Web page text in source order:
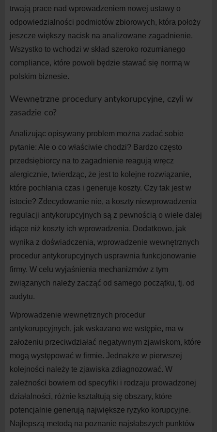
trwają prace nad wprowadzeniem nowej ustawy o
odpowiedzialności podmiotów zbiorowych, która położy
jeszcze większy nacisk na analizowane zagadnienie.
Wszystko to wchodzi w skład szeroko rozumianego
compliance, które powoli będzie stawać się normą w
polskim biznesie.
Wewnętrzne procedury antykorupcyjne, czyli w
zasadzie co?
Analizując opisywany problem można zadać sobie
pytanie: Ale o co właściwie chodzi? Bardzo często
przedsiębiorcy na to zagadnienie reagują wręcz
alergicznie, twierdząc, że jest to kolejne rozwiązanie,
które pochłania czas i generuje koszty. Czy tak jest w
istocie? Zdecydowanie nie, a koszty niewprowadzenia
regulacji antykorupcyjnych są z pewnością o wiele dalej
idące niż koszty ich wprowadzenia. Dodatkowo, jak
wynika z doświadczenia, wprowadzenie wewnętrznych
procedur antykorupcyjnych usprawnia funkcjonowanie
firmy. W celu wyjaśnienia mechanizmów z tym
związanych należy zacząć od samego początku, tj. od
audytu.
Wprowadzenie wewnętrznych procedur
antykorupcyjnych, jak wskazano we wstępie, ma w
założeniu przeciwdziałać negatywnym zjawiskom, które
mogą występować w firmie. Jednakże w pierwszej
kolejności należy te zjawiska zdiagnozować. W
zależności bowiem od specyfiki i rodzaju prowadzonej
działalności, różnie kształtują się obszary, które
potencjalnie generują największe ryzyko korupcyjne.
Najlepszą metodą na poznanie najsłabszych punktów